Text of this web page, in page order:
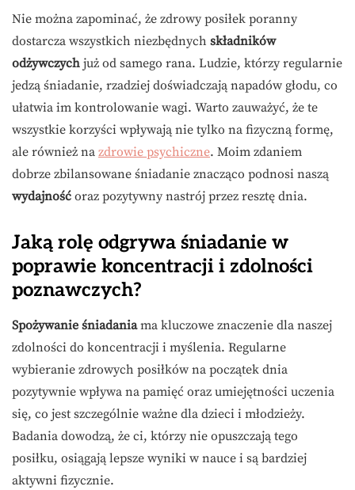
Nie można zapominać, że zdrowy posiłek poranny
dostarcza wszystkich niezbędnych składników
odżywczych już od samego rana. Ludzie, którzy regularnie
jedzą śniadanie, rzadziej doświadczają napadów głodu, co
ułatwia im kontrolowanie wagi. Warto zauważyć, że te
wszystkie korzyści wpływają nie tylko na fizyczną formę,
ale również na zdrowie psychiczne. Moim zdaniem
dobrze zbilansowane śniadanie znacząco podnosi naszą
wydajność oraz pozytywny nastrój przez resztę dnia.
Jaką rolę odgrywa śniadanie w
poprawie koncentracji i zdolności
poznawczych?
Spożywanie śniadaniama kluczowe znaczenie dla naszej
zdolności do koncentracji i myślenia. Regularne
wybieranie zdrowych posiłków na początek dnia
pozytywnie wpływa na pamięć oraz umiejętności uczenia
się, co jest szczególnie ważne dla dzieci i młodzieży.
Badania dowodzą, że ci, którzy nie opuszczają tego
posiłku, osiągają lepsze wyniki w nauce i są bardziej
aktywni fizycznie.